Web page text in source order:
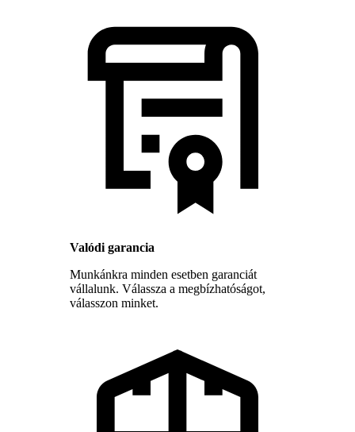
Valódi garancia
Munkánkra minden esetben garanciát
vállalunk. Válassza a megbízhatóságot,
válasszon minket.